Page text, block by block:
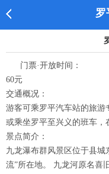
罗
门票·开放时间：
60元
交通概况：
游客可乘罗平汽车站的旅游
或乘坐罗平至兴义的班车，
景点简介：
九龙瀑布群风景区位于县城
流”所在地。 九龙河原名喜